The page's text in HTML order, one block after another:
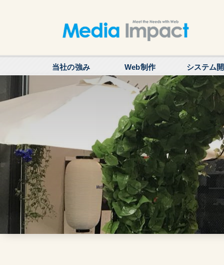
当社の強み Web制作 システム